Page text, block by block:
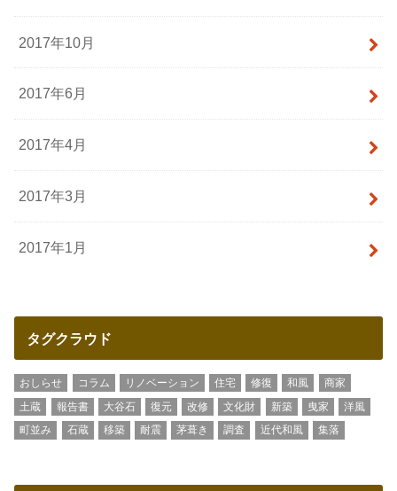
2017年10月
2017年6月
2017年4月
2017年3月
2017年1月
タグクラウド
おしらせ コラム リノベーション 住宅 修復 和風
商家
土蔵
報告書 大谷石 復元 改修 文化財 新築 曳家
洋風
町並み
石蔵 移築 耐震 茅葺き 調査 近代和風 集落